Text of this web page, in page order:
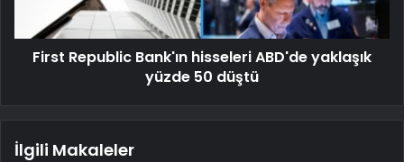
First Republic Bank'ın hisseleri ABD'de yaklaşık
yüzde 50 düştü
İlgili Makaleler